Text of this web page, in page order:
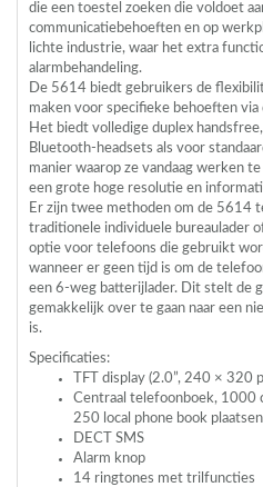
die een toestel zoeken die voldoet
communicatiebehoeften en op
lichte industrie, waar het extra
alarmbehandeling.
De 5614 biedt gebruikers de
maken voor specifieke behoeften
Het biedt volledige duplex
Bluetooth-headsets als voor
manier waarop ze vandaag werken
een grote hoge resolutie en
Er zijn twee methoden om de 5614
traditionele individuele bureaulader
optie voor telefoons die gebruikt
wanneer er geen tijd is om de
een 6-weg batterijlader. Dit stelt de
gemakkelijk over te gaan naar een
is.
Specificaties:
TFT
display (2.0”, 240 × 320
Centraal telefoonboek, 1000
250 local phone book plaatsen
DECT
SMS
Alarm knop
14 ringtones met trilfuncties